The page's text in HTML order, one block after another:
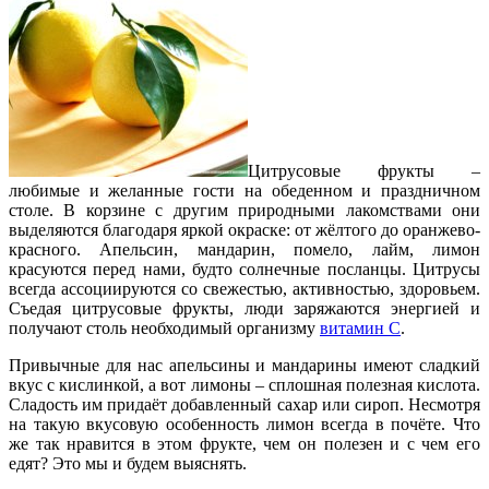
Цитрусовые фрукты –
любимые и желанные гости на обеденном и праздничном
столе. В корзине с другим природными лакомствами они
выделяются благодаря яркой окраске: от жёлтого до оранжево-
красного. Апельсин, мандарин, помело, лайм, лимон
красуются перед нами, будто солнечные посланцы. Цитрусы
всегда ассоциируются со свежестью, активностью, здоровьем.
Съедая цитрусовые фрукты, люди заряжаются энергией и
получают столь необходимый организму витамин С.
Привычные для нас апельсины и мандарины имеют сладкий
вкус с кислинкой, а вот лимоны – сплошная полезная кислота.
Сладость им придаёт добавленный сахар или сироп. Несмотря
на такую вкусовую особенность лимон всегда в почёте. Что
же так нравится в этом фрукте, чем он полезен и с чем его
едят? Это мы и будем выяснять.